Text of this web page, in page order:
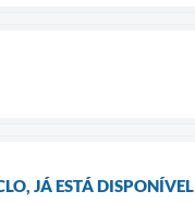
JÁ ESTÁ DISPONÍVEL